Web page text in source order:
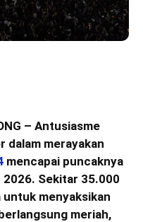
– Antusiasme
dalam merayakan
mencapai puncaknya
2026. Sekitar 35.000
menyaksikan
meriah,